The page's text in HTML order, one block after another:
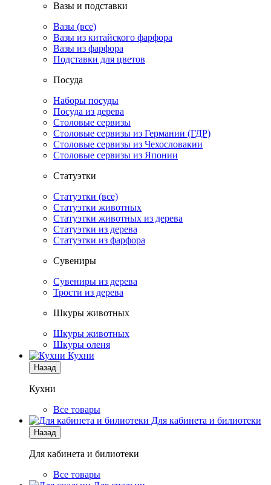
Вазы и подставки
Вазы (все)
Вазы из китайского фарфора
Вазы из фарфора
Подставки для цветов
Посуда
Наборы посуды
Посуда из дерева
Столовые сервизы
Столовые сервизы из Германии (ГДР)
Столовые сервизы из Чехословакии
Столовые сервизы из Японии
Статуэтки
Статуэтки (все)
Статуэтки животных
Статуэтки животных из дерева
Статуэтки из дерева
Статуэтки из фарфора
Сувениры
Сувениры из дерева
Трости из дерева
Шкуры животных
Шкуры животных
Шкуры оленя
Кухни
Назад
Кухни
Все товары
Для кабинета и билиотеки
Назад
Для кабинета и билиотеки
Все товары